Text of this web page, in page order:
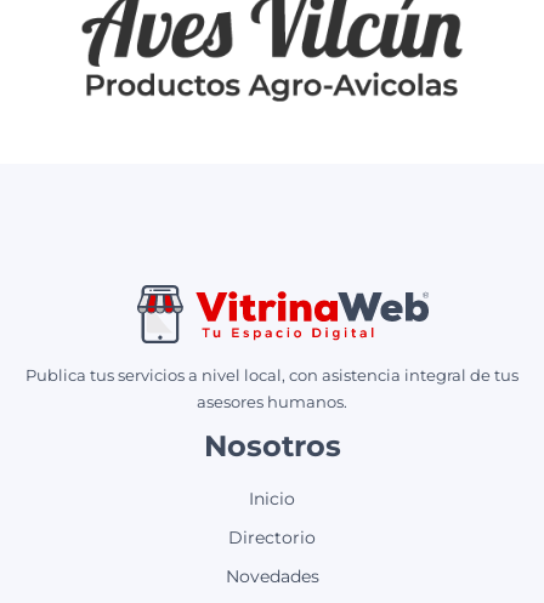
Publica tus servicios a nivel local, con asistencia integral de tus
asesores humanos.
Nosotros
Inicio
Directorio
Novedades